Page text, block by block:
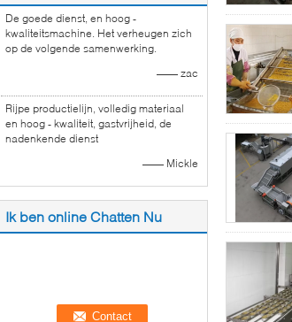
De goede dienst, en hoog -
kwaliteitsmachine. Het verheugen zich
op de volgende samenwerking.
—— zac
Rijpe productielijn, volledig materiaal
en hoog - kwaliteit, gastvrijheid, de
nadenkende dienst
—— Mickle
Ik ben online Chatten Nu